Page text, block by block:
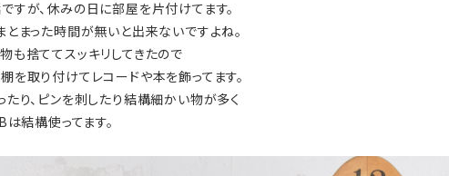
すが、休みの日に部屋を片付けてます。
とまった時間が無いと出来ないですよね。
も捨ててスッキリしてきたので
を取り付けてレコードや本を飾ってます。
たり、ピンを刺したり結構細かい物が多く
結構使ってます。